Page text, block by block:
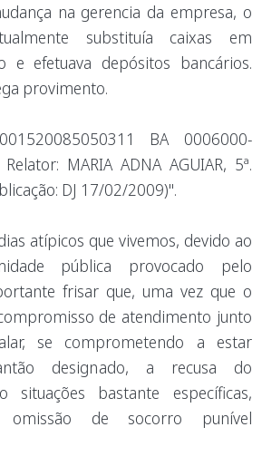
na gerencia da empresa, o
substituía caixas em
e efetuava depósitos bancários.
provimento.
BA 0006000-
MARIA ADNA AGUIAR, 5ª.
DJ 17/02/2009)".
atípicos que vivemos, devido ao
pública provocado pelo
frisar que, uma vez que o
de atendimento junto
se comprometendo a estar
designado, a recusa do
situações bastante específicas,
omissão de socorro punível